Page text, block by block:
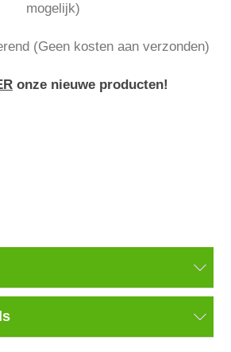
mogelijk)
(Geen kosten aan verzonden)
onze nieuwe producten!